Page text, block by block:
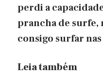
perdi a
prancha de surfe,
consigo surfar nas
Leia também